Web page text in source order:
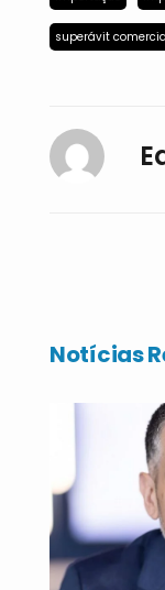
superávit
Notícias